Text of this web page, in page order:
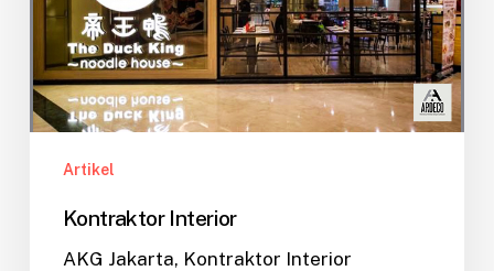
Artikel
Kontraktor Interior
AKG Jakarta, Kontraktor Interior